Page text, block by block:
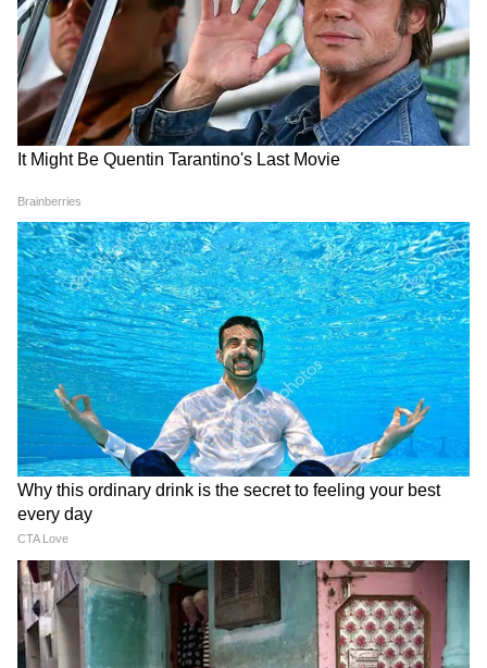
Related Articles
IND vs AFG Test 2026: আফগানিস্তানকে ইনিংস
এবং ৩০০ রানে গুঁড়িয়ে দিয়ে রেকর্ড ব্যবধানে জয়
ভারতের, নজির গড়লেন শুভমানরা
Manav Suthar IND vs AFG: স্বপ্নের অভিষেক! প্রথম
ম্যাচে খেলতে নেমেই ৬ উইকেট, কোন নয়া রেকর্ড
গড়লেন মানব সুথার?
3
Image Credit : Getty
৩ নম্বরে ঈশান কিষাণ